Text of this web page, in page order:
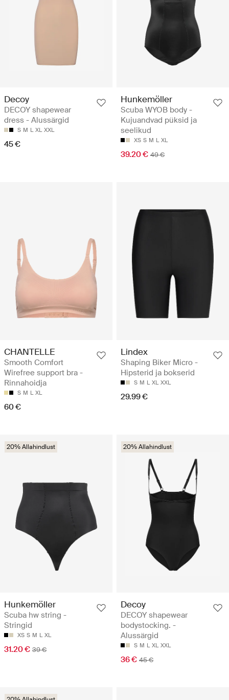
Decoy
DECOY shapewear
dress - Alussärgid
S M L XL XXL
45 €
Hunkemöller
Scuba WYOB body -
Kujuandvad püksid ja
seelikud
XS S M L XL
39.20 € 49 €
CHANTELLE
Smooth Comfort
Wirefree support bra -
Rinnahoidja
S M L XL
60 €
Lindex
Shaping Biker Micro -
Hipsterid ja bokserid
S M L XL XXL
29.99 €
20% Allahindlust
Hunkemöller
Scuba hw string -
Stringid
XS S M L XL
31.20 € 39 €
20% Allahindlust
Decoy
DECOY shapewear
bodystocking. -
Alussärgid
S M L XL XXL
36 € 45 €